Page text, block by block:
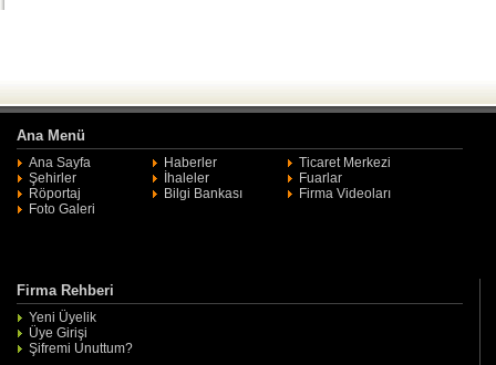
Ana Menü
Ana Sayfa Haberler
Ticaret Merkezi
Şehirler
İhaleler
Fuarlar
Röportaj
Bilgi Bankası
Firma Videoları
Foto Galeri
Firma Rehberi
Yeni Üyelik
Üye Girişi
Şifremi Unuttum?